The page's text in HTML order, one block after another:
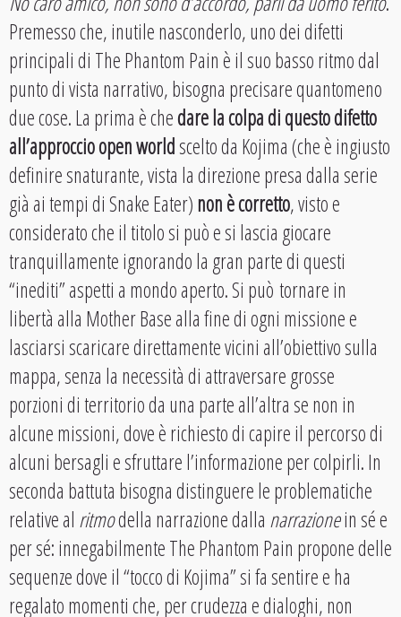
Premesso che, inutile nasconderlo, uno dei difetti
principali di The Phantom Pain è il suo basso ritmo dal
punto di vista narrativo, bisogna precisare quantomeno
due cose. La prima è chedare la colpa di questo difetto
all’approccio open worldscelto da Kojima (che è ingiusto
definire snaturante, vista la direzione presa dalla serie
già ai tempi di Snake Eater)non è corretto, visto e
considerato che il titolo si può e si lascia giocare
tranquillamente ignorando la gran parte di questi
“inediti” aspetti a mondo aperto. Si può tornare in
libertà alla Mother Base alla fine di ogni missione e
lasciarsi scaricare direttamente vicini all’obiettivo sulla
mappa, senza la necessità di attraversare grosse
porzioni di territorio da una parte all’altra se non in
alcune missioni, dove è richiesto di capire il percorso di
alcuni bersagli e sfruttare l’informazione per colpirli. In
seconda battuta bisogna distinguere le problematiche
relative al ritmodella narrazione dalla narrazionein sé e
per sé: innegabilmente The Phantom Pain propone delle
sequenze dove il “tocco di Kojima” si fa sentire e ha
regalato momenti che, per crudezza e dialoghi, non